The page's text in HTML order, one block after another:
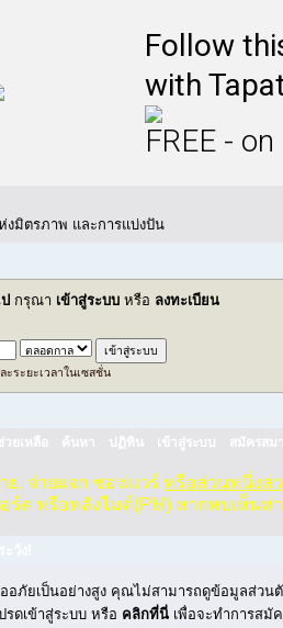
Follow
with
FREE -
กรุณา เข้าสู่ระบบ หรือ ลงทะเบียน
ระยะเวลาในเซสชั่น
วยเหลือ ค้นหา ปฏิทิน เข้าสู่ระบบ สมัครสม
ย, จ่ายแจก ซอฟแวร์หรือส่วนหนึ่งส่
ร์ด หรือหลังไมค์(PM) หากพบเห็นท่
อภัยเป็นอย่างสูง คุณไม่สามารถดูข้อมูลส่วน
รดเข้าสู่ระบบ หรือ คลิกที่นี่ เพื่อจะทำการสมั